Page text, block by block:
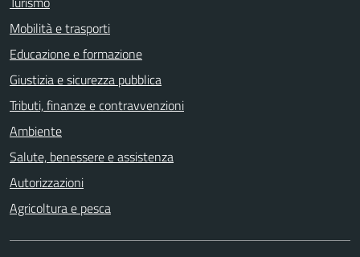
Mobilità e trasporti
Educazione e formazione
Giustizia e sicurezza pubblica
Tributi, finanze e contravvenzioni
Ambiente
Salute, benessere e assistenza
Autorizzazioni
Agricoltura e pesca